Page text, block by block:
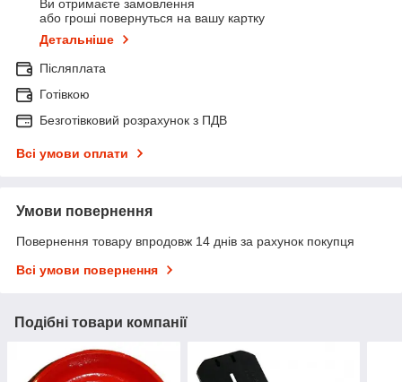
Ви отримаєте замовлення
або гроші повернуться на вашу картку
Детальніше
Післяплата
Готівкою
Безготівковий розрахунок з ПДВ
Всі умови оплати
Умови повернення
Повернення товару впродовж 14 днів за рахунок покупця
Всі умови повернення
Подібні товари компанії